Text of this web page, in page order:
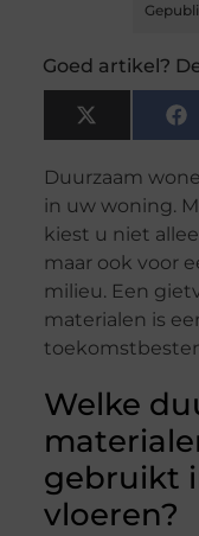
Goed artikel?
X
(Twitter)
Duurzaam
in uw woning.
kiest u niet
maar ook voor
milieu. Een
materialen is
Welke
gebruikt
vloeren?